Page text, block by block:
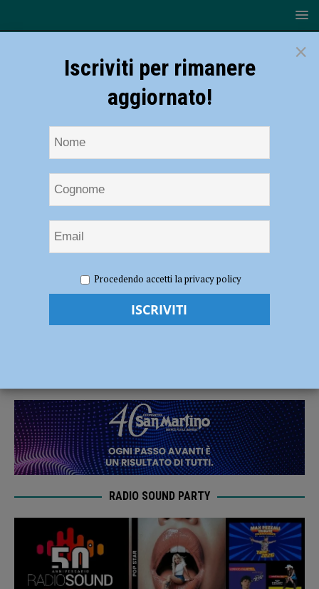
salvezza in palio contro Garlasco
Serie B1 – Per la Conad Alsenese punti
RADIO SOUND PARTY
×
Iscriviti per rimanere
aggiornato!
Procedendo accetti la privacy policy